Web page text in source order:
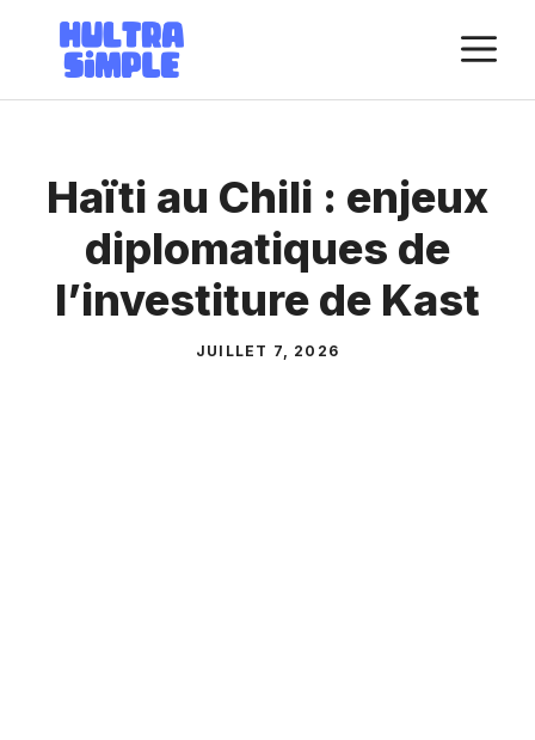
contenu
Haïti au Chili : enjeux
diplomatiques de
l’investiture de Kast
JUILLET 7, 2026